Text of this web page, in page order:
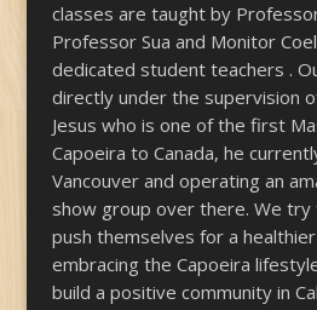
classes are taught by
Professor Sua and Monitor
dedicated student teachers .
directly under the supervision
Jesus who is one of the first
Capoeira to Canada, he
Vancouver and operating an
show group over there. We
push themselves for a
embracing the Capoeira
build a positive community in